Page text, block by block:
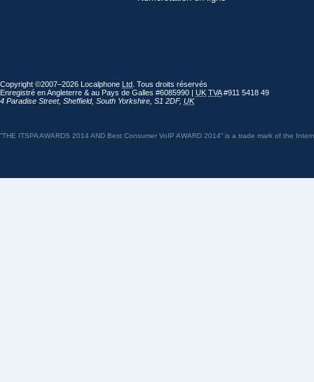
Copyright ©2007–2026 Localphone Ltd . Tous droits réservés
Enregistré en Angleterre & au Pays de Galles #6085990 | UK TVA#911 5418 49
4 Paradise Street, Sheffield, South Yorkshire S1 2DF, UK
“THE ITSPA AWARDS 2014 AND Best Consumer VoIP AWARD 2014” is a trade mark of the